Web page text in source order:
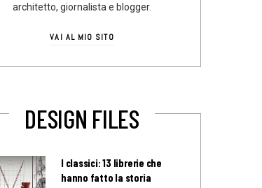
architetto, giornalista e blogger.
VAI AL MIO SITO
DESIGN FILES
I classici: 13 librerie che
hanno fatto la storia